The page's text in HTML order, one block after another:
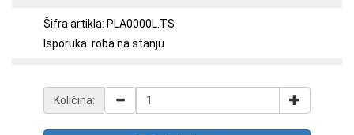
Šifra artikla: PLA0000L.TS
Isporuka: roba na stanju
Količina: